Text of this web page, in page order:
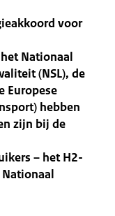
voor
Nationaal
(NSL), de
Europese
hebben
zijn bij de
– het H2-